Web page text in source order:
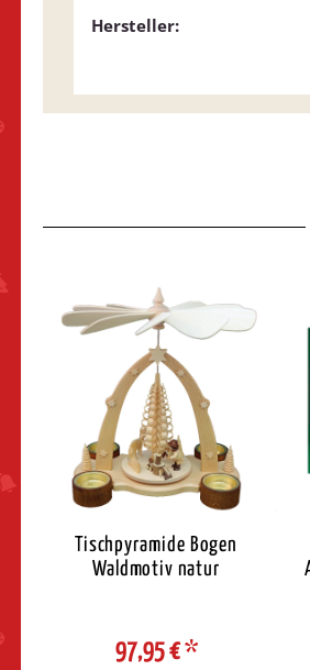
Hersteller:
Tischpyramide Bogen
Waldmotiv natur
97,95 €*